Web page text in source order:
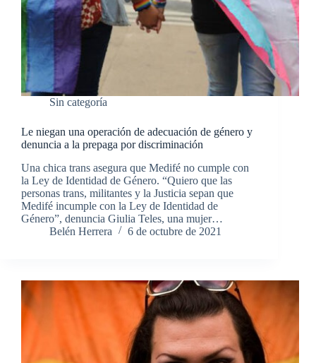
Sin categoría
Le niegan una operación de adecuación de género y
denuncia a la prepaga por discriminación
Una chica trans asegura que Medifé no cumple con
la Ley de Identidad de Género. “Quiero que las
personas trans, militantes y la Justicia sepan que
Medifé incumple con la Ley de Identidad de
Género”, denuncia Giulia Teles, una mujer…
Belén Herrera
6 de octubre de 2021